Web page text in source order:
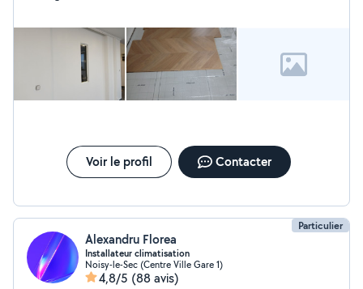
Voir le profil Contacter
Particulier
Alexandru Florea
Installateur climatisation
Noisy-le-Sec (Centre Ville Gare 1)
4,8/5 (88 avis)